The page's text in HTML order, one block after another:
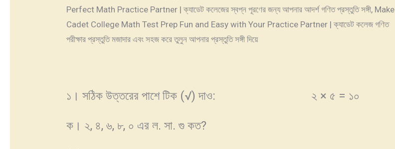
Perfect Math Practice Partner | ক্যাডেট কলেজের স্বপ্ন পূরণের জন্য আপনার আদর্শ গণিত প্রস্তুতি সঙ্গী, Make
Cadet College Math Test Prep Fun and Easy with Your Practice Partner | ক্যাডেট কলেজ গণিত
পরীক্ষার প্রস্তুতি মজাদার এবং সহজ করে তুলুন আপনার প্রস্তুতি সঙ্গী দিয়ে
১। সঠিক উত্তরের পাশে টিক (√) দাও: ২ × ৫ = ১০
ক। ২, ৪, ৬, ৮, ০ এর ল. সা. গু কত?